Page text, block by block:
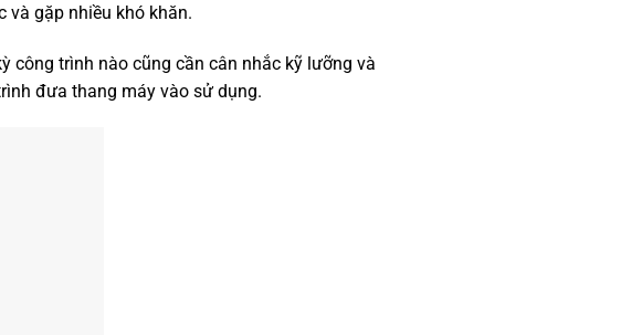
và gặp nhiều khó khăn.
công trình nào cũng cần cân nhắc kỹ lưỡng và
đưa thang máy vào sử dụng.